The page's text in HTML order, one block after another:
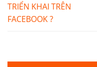
TRIỂN KHAI TRÊN
FACEBOOK ?